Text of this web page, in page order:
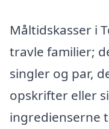
Måltidskasser i
travle familier;
singler og par,
opskrifter eller
ingredienserne